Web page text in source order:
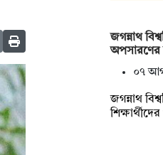
জগন্নাথ
অপসারণের
০৭
জগন্নাথ